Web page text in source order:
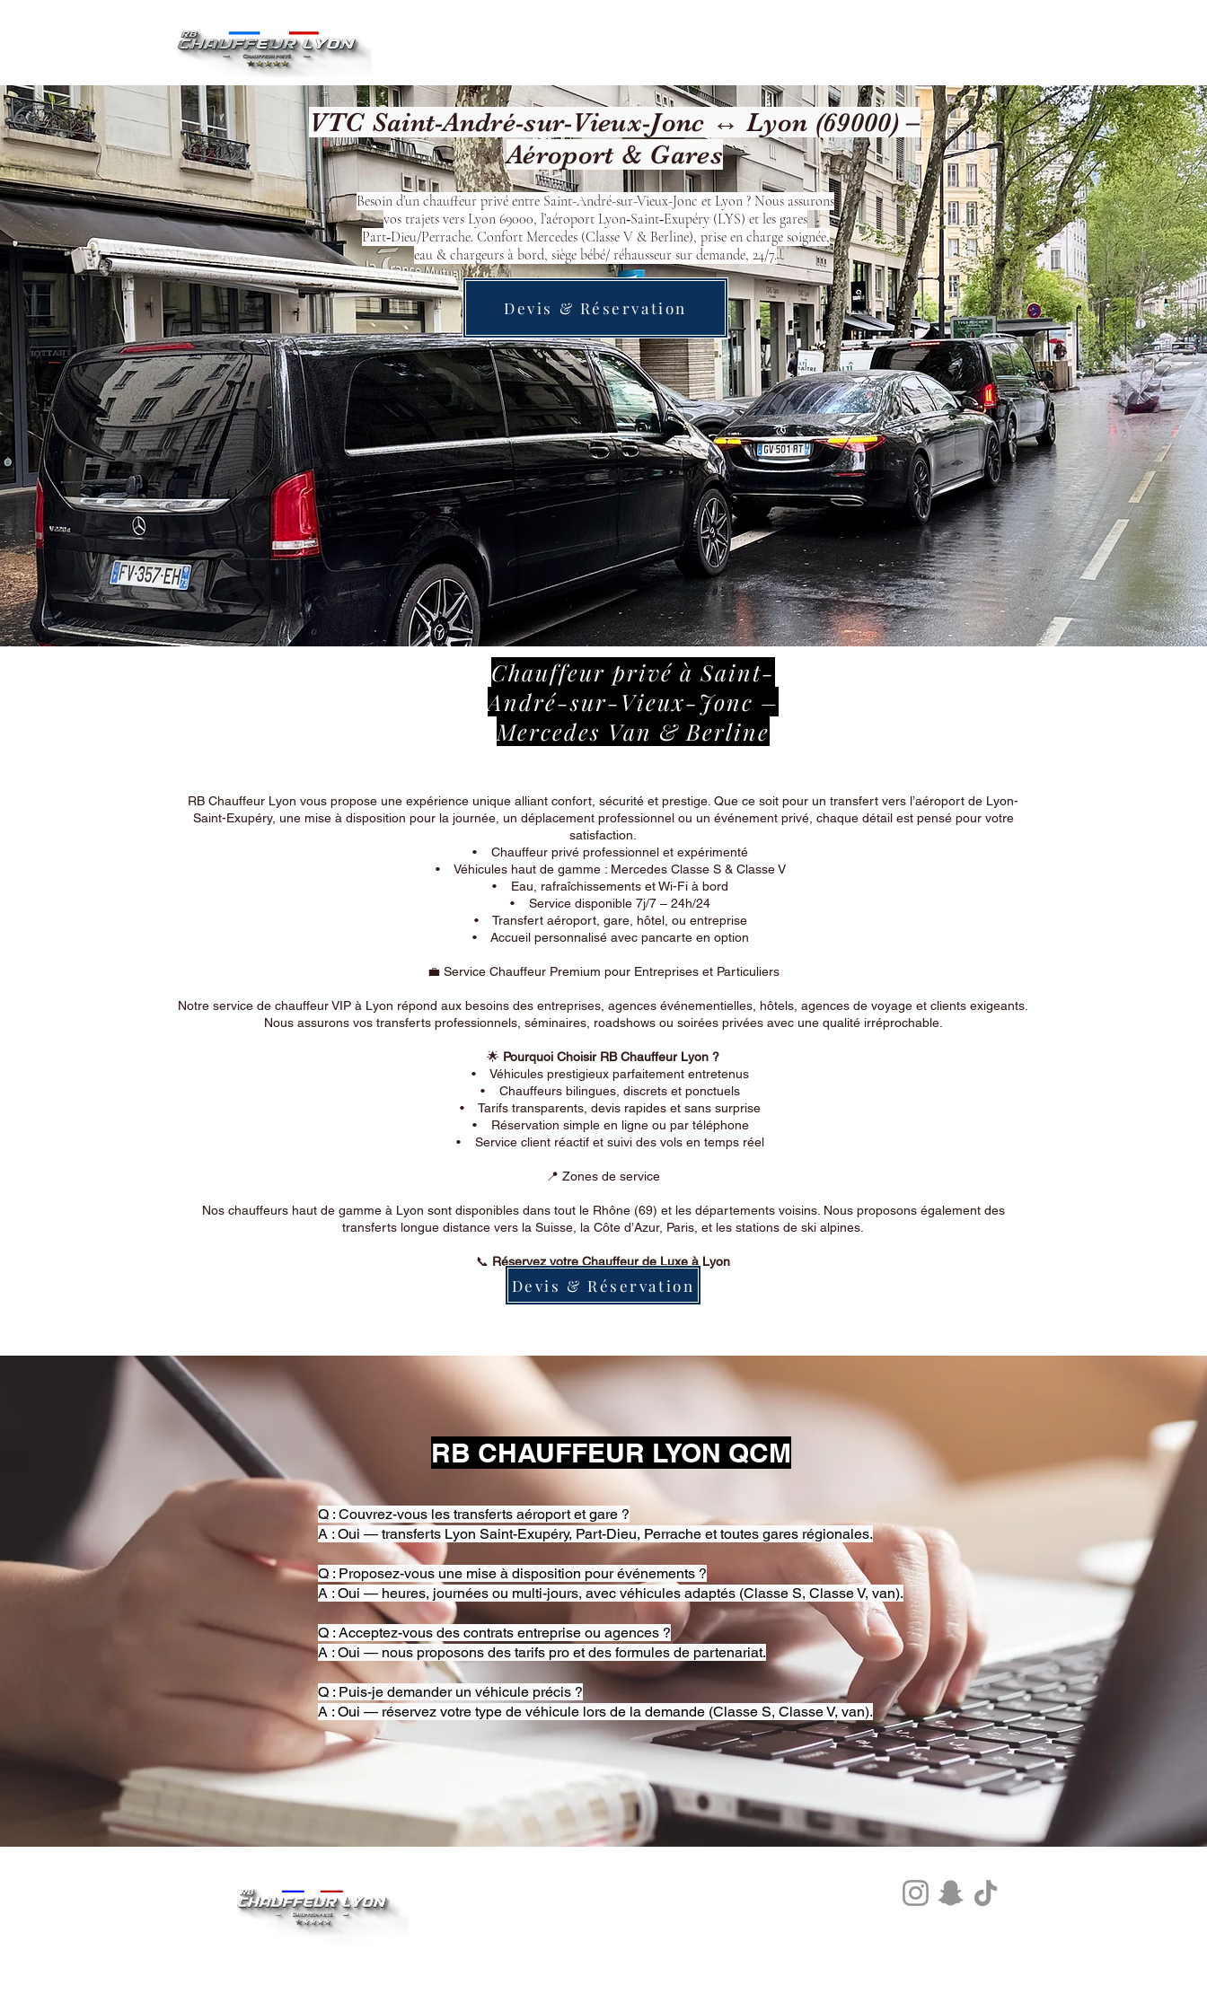
VTC Saint-André-sur-Vieux-Jonc ↔ Lyon (69000) –
Aéroport & Gares
Besoin d’un chauffeur privé entre Saint-André-sur-Vieux-Jonc et Lyon ? Nous assurons
vos trajets vers Lyon 69000, l’aéroport Lyon‑Saint‑Exupéry (LYS) et les gares
Part‑Dieu/Perrache. Confort Mercedes (Classe V & Berline), prise en charge soignée,
eau & chargeurs à bord, siège bébé/ réhausseur sur demande, 24/7.
Devis & Réservation
Chauffeur privé à Saint-
André-sur-Vieux-Jonc –
Mercedes Van & Berline
RB Chauffeur Lyon vous propose une expérience unique alliant confort, sécurité et prestige. Que ce soit pour un transfert vers l’aéroport de Lyon-
Saint-Exupéry, une mise à disposition pour la journée, un déplacement professionnel ou un événement privé, chaque détail est pensé pour votre
satisfaction.
• Chauffeur privé professionnel et expérimenté
• Véhicules haut de gamme : Mercedes Classe S & Classe V
• Eau, rafraîchissements et Wi-Fi à bord
• Service disponible 7j/7 – 24h/24
• Transfert aéroport, gare, hôtel, ou entreprise
• Accueil personnalisé avec pancarte en option
💼 Service Chauffeur Premium pour Entreprises et Particuliers
Notre service de chauffeur VIP à Lyon répond aux besoins des entreprises, agences événementielles, hôtels, agences de voyage et clients exigeants.
Nous assurons vos transferts professionnels, séminaires, roadshows ou soirées privées avec une qualité irréprochable.
🌟 Pourquoi Choisir RB Chauffeur Lyon ?
• Véhicules prestigieux parfaitement entretenus
• Chauffeurs bilingues, discrets et ponctuels
• Tarifs transparents, devis rapides et sans surprise
• Réservation simple en ligne ou par téléphone
• Service client réactif et suivi des vols en temps réel
📍 Zones de service
Nos chauffeurs haut de gamme à Lyon sont disponibles dans tout le Rhône (69) et les départements voisins. Nous proposons également des
transferts longue distance vers la Suisse, la Côte d’Azur, Paris, et les stations de ski alpines.
📞 Réservez votre Chauffeur de Luxe à Lyon
Devis & Réservation
RB CHAUFFEUR LYON QCM
Q : Couvrez-vous les transferts aéroport et gare ?
A : Oui — transferts Lyon Saint-Exupéry, Part-Dieu, Perrache et toutes gares régionales.
Q : Proposez-vous une mise à disposition pour événements ?
A : Oui — heures, journées ou multi-jours, avec véhicules adaptés (Classe S, Classe V, van).
Q : Acceptez-vous des contrats entreprise ou agences ?
A : Oui — nous proposons des tarifs pro et des formules de partenariat.
Q : Puis-je demander un véhicule précis ?
A : Oui — réservez votre type de véhicule lors de la demande (Classe S, Classe V, van).